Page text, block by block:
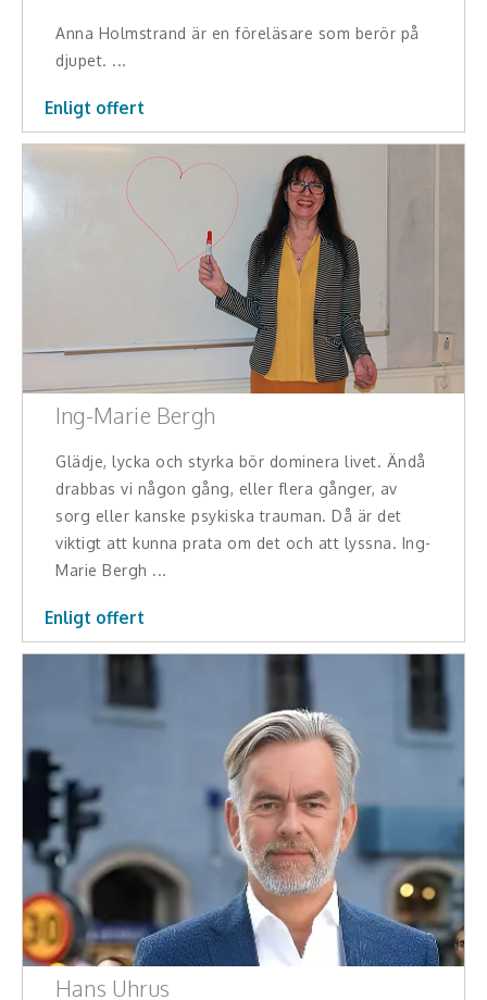
Teamwork, teambuilding, relationer
Kända personer
Företagsledare
Idrottare och äventyrare
Kända musiker
Skådespelare
Alla ämnen
Anna Holmstrand är en föreläsare som berör på
djupet. ...
Enligt offert
Ing-Marie Bergh
Glädje, lycka och styrka bör dominera livet. Ändå
drabbas vi någon gång, eller flera gånger, av
sorg eller kanske psykiska trauman. Då är det
viktigt att kunna prata om det och att lyssna. Ing-
Marie Bergh ...
Enligt offert
Hans Uhrus